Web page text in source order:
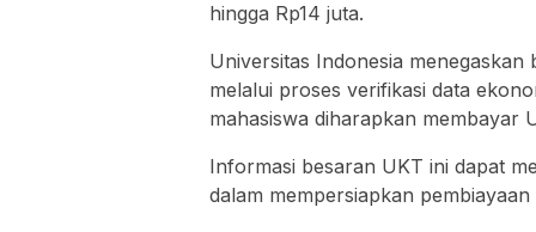
hingga Rp14 juta.
Universitas Indonesia
melalui proses verifikasi data
mahasiswa diharapkan membayar
Informasi besaran UKT ini dapat
dalam mempersiapkan